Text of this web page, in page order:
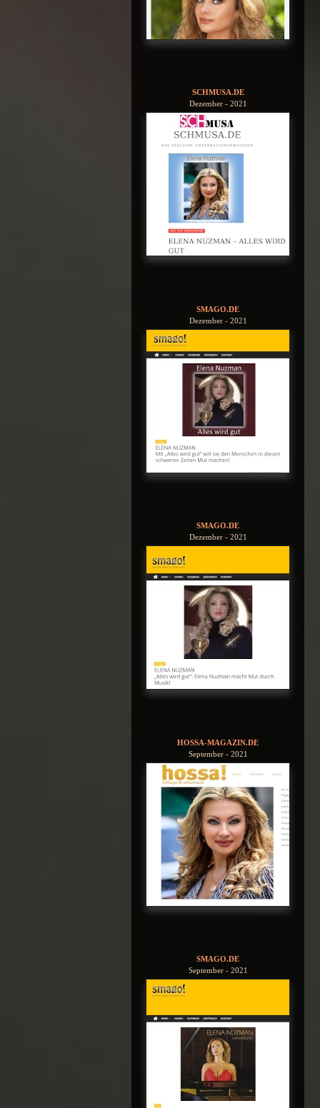
SCHMUSA.DE
Dezember - 2021
SMAGO.DE
Dezember - 2021
SMAGO.DE
Dezember - 2021
HOSSA-MAGAZIN.DE
September - 2021
SMAGO.DE
September - 2021